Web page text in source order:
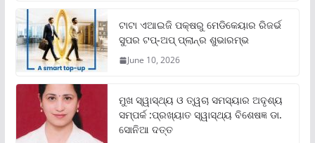
ଟାଟା ଏଆଇଜି ପକ୍ଷରୁ ମେଡିକେୟାର ରିଜର୍ଭ
ସୁପର ଟପ୍‌-ଅପ୍ ପ୍ଲାନ୍‌ର ଶୁଭାରମ୍ଭ
June 10, 2026
ମୁଖ ସ୍ୱାସ୍ଥ୍ୟ ଓ ତ୍ୱଚା ସମସ୍ୟାର ଅଦୃଶ୍ୟ
ସମ୍ପର୍କ :ପ୍ରଖ୍ୟାତ ସ୍ୱାସ୍ଥ୍ୟ ବିଶେଷଜ୍ଞ ଡା.
ସୋନିଆ ଦତ୍ତ